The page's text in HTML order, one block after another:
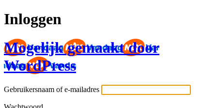
Inloggen
Mogelijk gemaakt door
WordPress
Gebruikersnaam of e-mailadres